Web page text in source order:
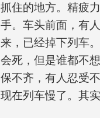
抓住的地方。精疲
手。车头前面，有
来，已经掉下列车
会死，但是谁都不
保不齐，有人忍受
现在列车慢了。其